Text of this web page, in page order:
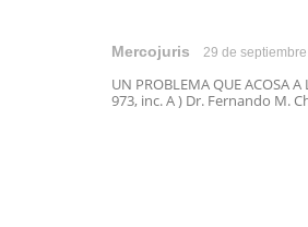
Mercojuris 29 de
UN PROBLEMA QUE ACOSA
973, inc. A ) Dr. Fernando M.